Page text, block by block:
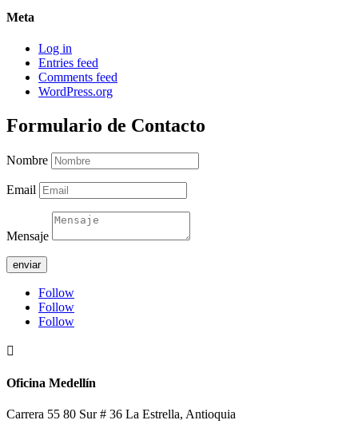
Meta
Log in
Entries feed
Comments feed
WordPress.org
Formulario de Contacto
Nombre
Email
Mensaje
enviar
Follow
Follow
Follow

Oficina Medellín
Carrera 55 80 Sur # 36 La Estrella, Antioquia